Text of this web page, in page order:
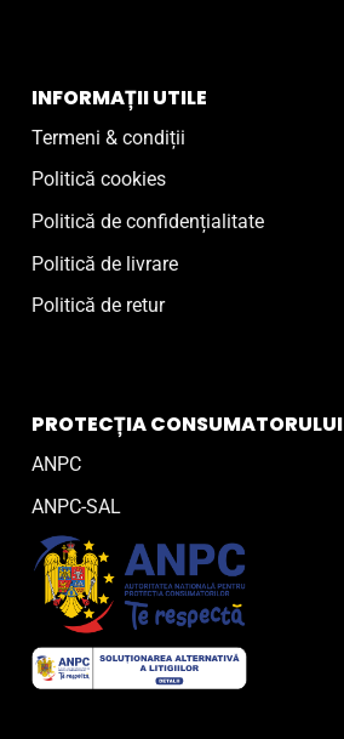
INFORMAȚII UTILE
Termeni & condiții
Politică cookies
Politică de confidențialitate
Politică de livrare
Politică de retur
PROTECȚIA CONSUMATORULUI
ANPC
ANPC-SAL